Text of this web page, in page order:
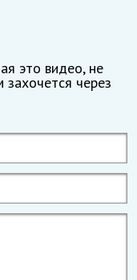
это видео, не
захочется через